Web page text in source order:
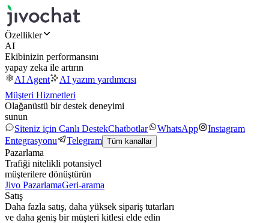
Özellikler
AI
Ekibinizin performansını
yapay zeka ile artırın
AI Agent
AI yazım yardımcısı
Müşteri Hizmetleri
Olağanüstü bir destek deneyimi
sunun
Siteniz için Canlı DestekChatbotlar WhatsApp
Instagram
Entegrasyonu
Telegram Tüm kanallar
Pazarlama
Trafiği nitelikli potansiyel
müşterilere dönüştürün
Jivo PazarlamaGeri-arama
Satış
Daha fazla satış, daha yüksek sipariş tutarları
ve daha geniş bir müşteri kitlesi elde edin